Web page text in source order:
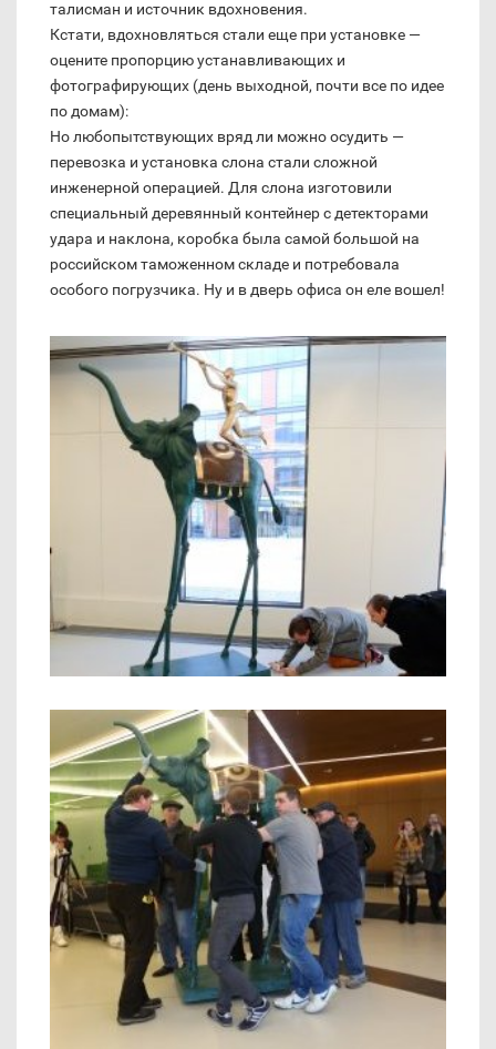
талисман и источник вдохновения.
Кстати, вдохновляться стали еще при установке —
оцените пропорцию устанавливающих и
фотографирующих (день выходной, почти все по идее
по домам):
Но любопытствующих вряд ли можно осудить —
перевозка и установка слона стали сложной
инженерной операцией. Для слона изготовили
специальный деревянный контейнер с детекторами
удара и наклона, коробка была самой большой на
российском таможенном складе и потребовала
особого погрузчика. Ну и в дверь офиса он еле вошел!